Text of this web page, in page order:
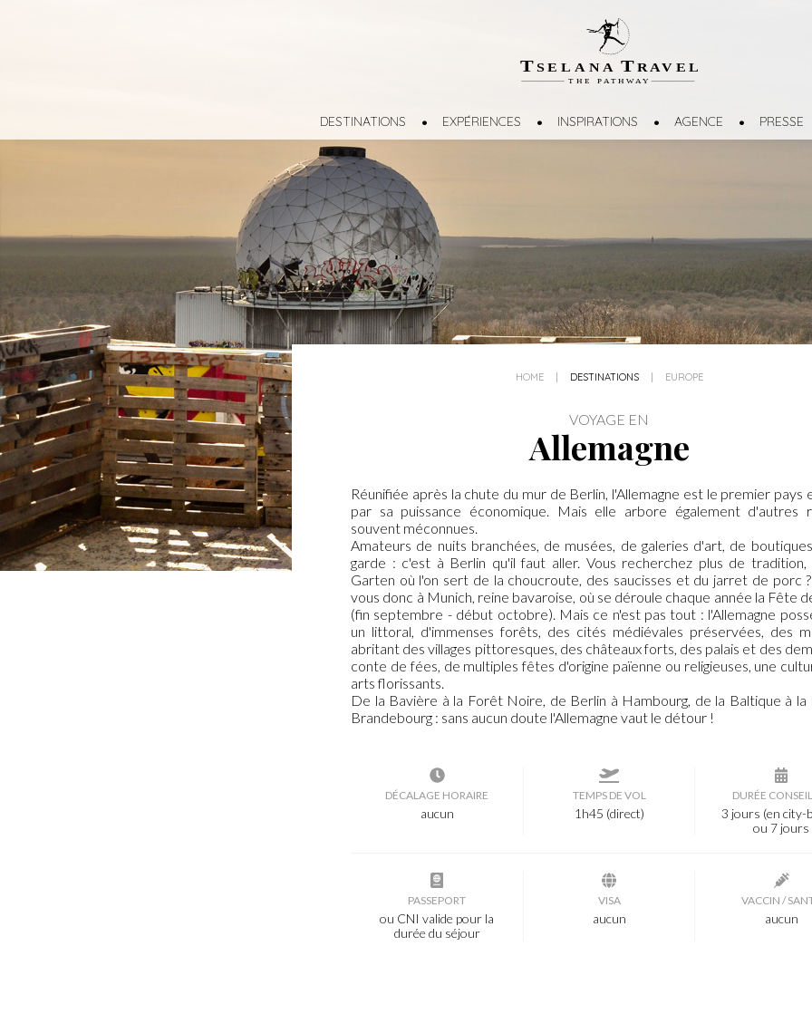
T SELANA T R AVEL
THE P A TH W A Y
DESTINATIONS EXPÉRIENCES INSPIRATIONS AGENCE PRESSE
HOME DESTINATIONS EUROPE
VOYAGE EN
Allemagne
Réunifiée après la chute du mur de Berlin, l'Allemagne est le premier pays
par sa puissance économique. Mais elle arbore également d'autres
souvent méconnues.
Amateurs de nuits branchées, de musées, de galeries d'art, de
garde : c'est à Berlin qu'il faut aller. Vous recherchez plus de
Garten où l'on sert de la choucroute, des saucisses et du jarret de porc
vous donc à Munich, reine bavaroise, où se déroule chaque année la Fête
(fin septembre - début octobre). Mais ce n'est pas tout : l'Allemagne
un littoral, d'immenses forêts, des cités médiévales préservées, des
abritant des villages pittoresques, des châteaux forts, des palais et des
conte de fées, de multiples fêtes d'origine païenne ou religieuses, une
arts florissants.
De la Bavière à la Forêt Noire, de Berlin à Hambourg, de la Baltique à
Brandebourg : sans aucun doute l'Allemagne vaut le détour !
DÉCALAGE HORAIRE
aucun
TEMPS DE VOL
1h45 (direct)
DURÉE
3 jours (en city-
ou 7 jours
PASSEPORT
ou CNI valide pour la
durée du séjour
VISA
aucun
VACCIN /
aucun